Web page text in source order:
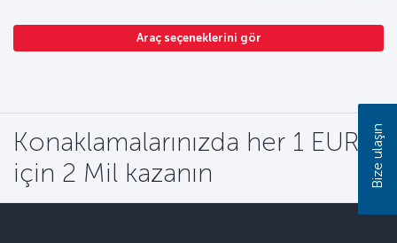
Araç seçeneklerini gör
Konaklamalarınızda her 1 EUR
için 2 Mil kazanın
Bize ulaşın